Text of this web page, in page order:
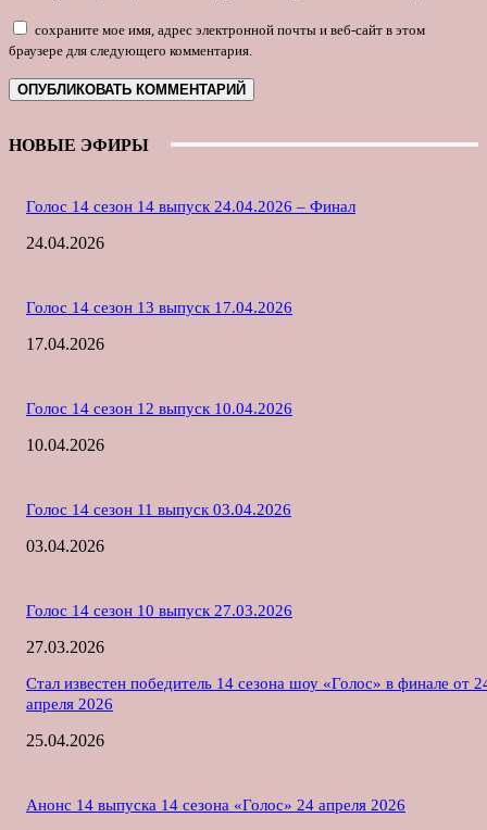
сохраните мое имя, адрес электронной почты и веб-сайт в этом
браузере для следующего комментария.
НОВЫЕ ЭФИРЫ
Голос 14 сезон 14 выпуск 24.04.2026 – Финал
24.04.2026
Голос 14 сезон 13 выпуск 17.04.2026
17.04.2026
Голос 14 сезон 12 выпуск 10.04.2026
10.04.2026
Голос 14 сезон 11 выпуск 03.04.2026
03.04.2026
Голос 14 сезон 10 выпуск 27.03.2026
27.03.2026
Стал известен победитель 14 сезона шоу «Голос» в финале от
апреля 2026
25.04.2026
Анонс 14 выпуска 14 сезона «Голос» 24 апреля 2026